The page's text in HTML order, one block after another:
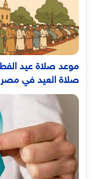
صلاة العيد في مصر